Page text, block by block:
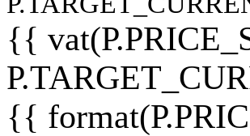
{{
{{